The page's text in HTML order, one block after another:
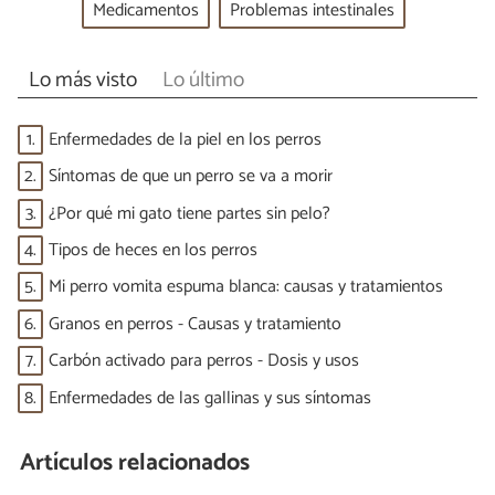
Medicamentos
Problemas intestinales
Lo más visto Lo último
1. Enfermedades de la piel en los perros
2. Síntomas de que un perro se va a morir
3. ¿Por qué mi gato tiene partes sin pelo?
4. Tipos de heces en los perros
5. Mi perro vomita espuma blanca: causas y tratamientos
6. Granos en perros - Causas y tratamiento
7. Carbón activado para perros - Dosis y usos
8. Enfermedades de las gallinas y sus síntomas
Artículos relacionados